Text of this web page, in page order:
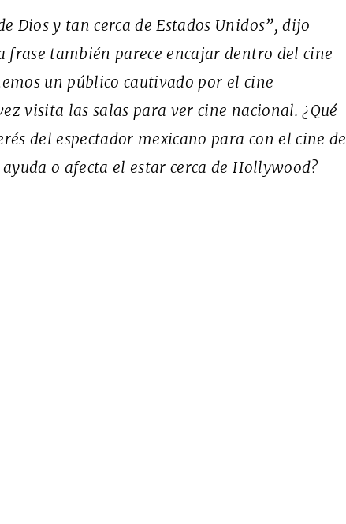
Dios y tan cerca de Estados Unidos”, dijo
frase también parece encajar dentro del cine
un público cautivado por el cine
visita las salas para ver cine nacional. ¿Qué
del espectador mexicano para con el cine de
o afecta el estar cerca de Hollywood?
los márgenes Cine desde los márgenes